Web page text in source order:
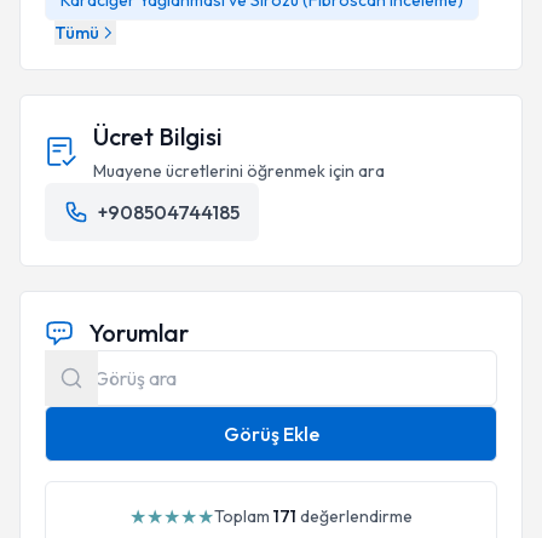
Tümü
Ücret Bilgisi
Muayene ücretlerini öğrenmek için ara
+908504744185
Yorumlar
Görüş Ekle
★★★★★Toplam 171 değerlendirme